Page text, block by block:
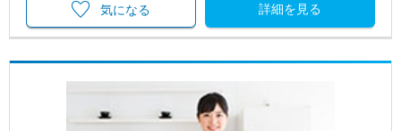
詳細を見る
気になる